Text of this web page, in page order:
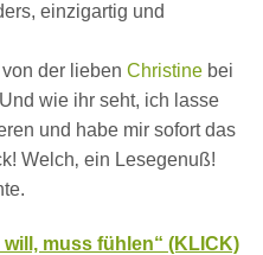
einzigartig und
der lieben Christine bei
wie ihr seht, ich lasse
und habe mir sofort das
Welch‚ ein Lesegenuß!
muss fühlen“ (KLICK)